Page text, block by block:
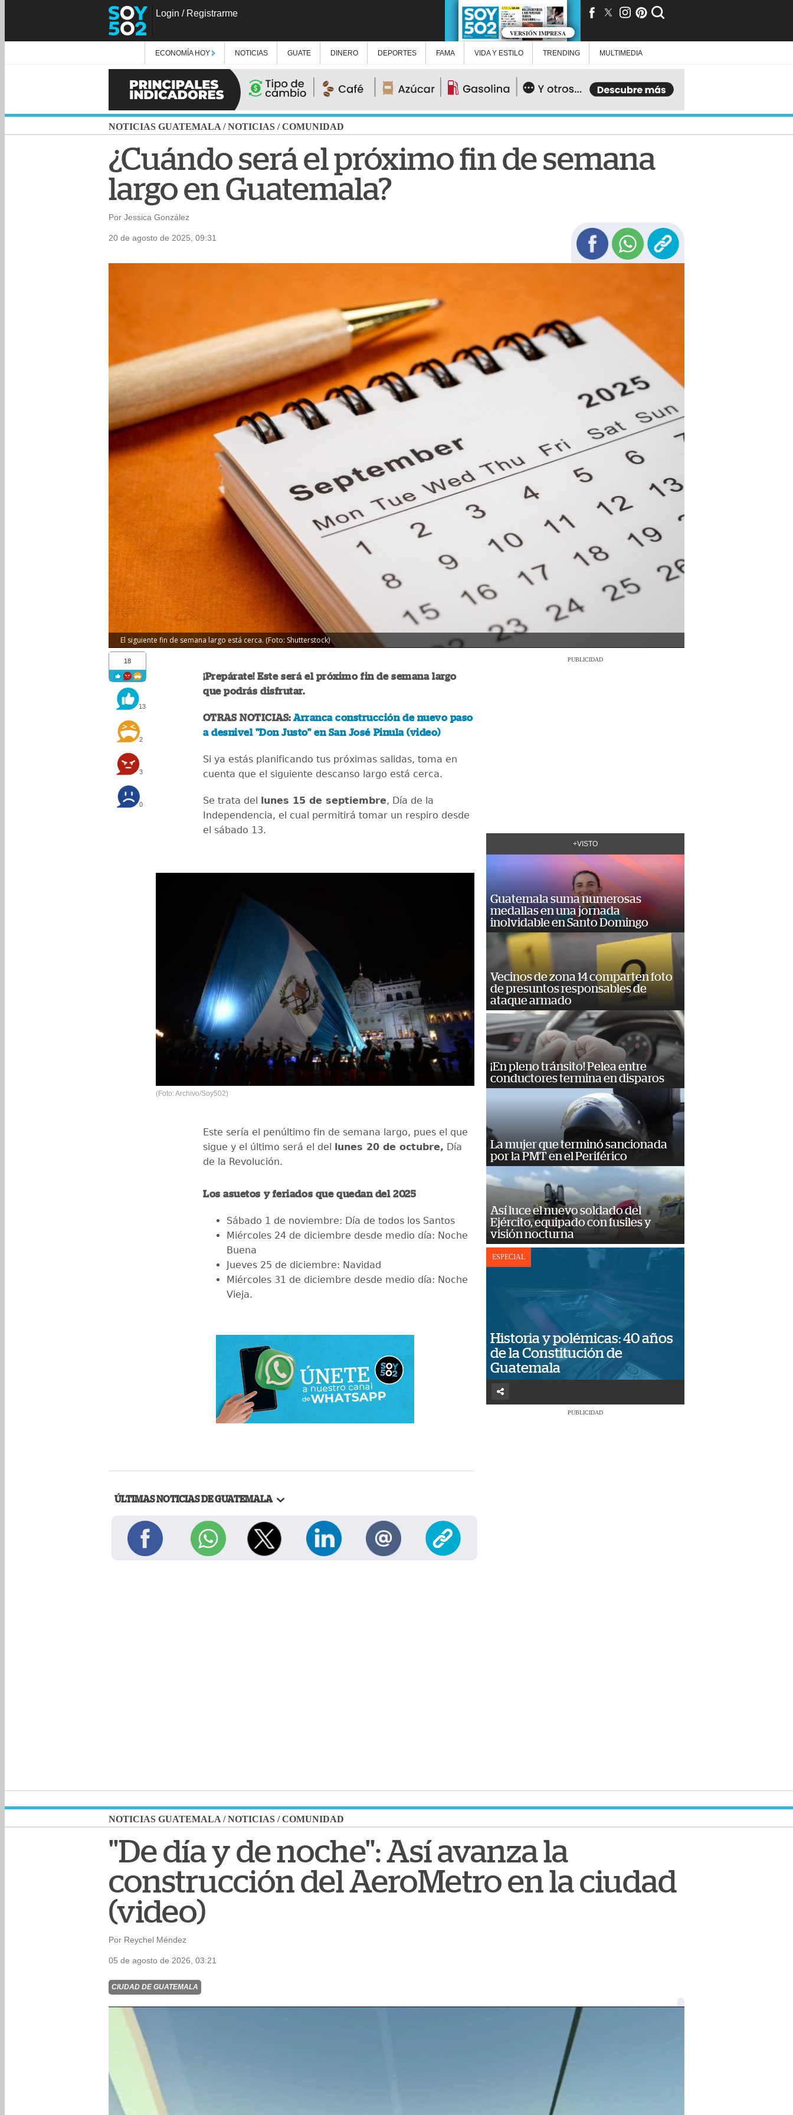
Login / Registrarme
VERSIÓN IMPRESA
ECONOMÍA HOY NOTICIAS GUATE DINERO DEPORTES FAMA VIDA Y ESTILO TRENDING MULTIMEDIA
NOTICIAS GUATEMALA /NOTICIAS /COMUNIDAD
¿Cuándo será el próximo fin de semana
largo en Guatemala?
Por Jessica González
20 de agosto de 2025, 09:31
El siguiente fin de semana largo está cerca. (Foto: Shutterstock)
18
13
2
3
0
¡Prepárate! Este será el próximo fin de semana largo
que podrás disfrutar.
OTRAS NOTICIAS:Arranca construcción de nuevo paso
a desnivel "Don Justo" en San José Pinula (video)
Si ya estás planificando tus próximas salidas, toma en
cuenta que el siguiente descanso largo está cerca.
Se trata del lunes 15 de septiembre, Día de la
Independencia, el cual permitirá tomar un respiro desde
el sábado 13.
(Foto: Archivo/Soy502)
Este sería el penúltimo fin de semana largo, pues el que
sigue y el último será el del lunes 20 de octubre, Día
de la Revolución.
Los asuetos y feriados que quedan del 2025
Sábado 1 de noviembre: Día de todos los Santos
Miércoles 24 de diciembre desde medio día: Noche
Buena
Jueves 25 de diciembre: Navidad
Miércoles 31 de diciembre desde medio día: Noche
Vieja.
ÚLTIMAS NOTICIAS DE GUATEMALA
PUBLICIDAD
+VISTO
Guatemala suma numerosas
medallas en una jornada
inolvidable en Santo Domingo
Vecinos de zona 14 comparten foto
de presuntos responsables de
ataque armado
¡En pleno tránsito! Pelea entre
conductores termina en disparos
La mujer que terminó sancionada
por la PMT en el Periférico
Así luce el nuevo soldado del
Ejército, equipado con fusiles y
visión nocturna
ESPECIAL
Historia y polémicas: 40 años
de la Constitución de
Guatemala
PUBLICIDAD
NOTICIAS GUATEMALA /NOTICIAS /COMUNIDAD
"De día y de noche": Así avanza la
construcción del AeroMetro en la ciudad
(video)
Por Reychel Méndez
05 de agosto de 2026, 03:21
CIUDAD DE GUATEMALA